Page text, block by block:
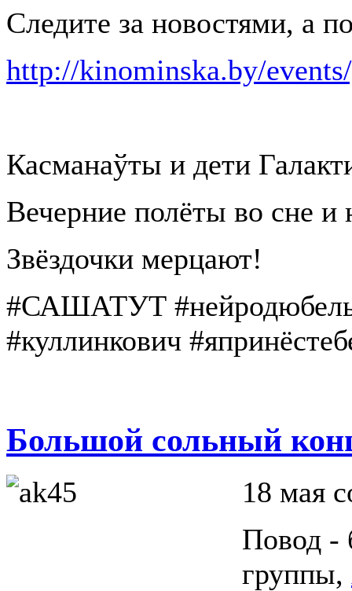
Следите за новостями, а
http://kinominska.by/
Касманаўты и дети
Вечерние полёты во сне и
Звёздочки мерцают!
#САШАТУТ #нейродюбель
#куллинкович
Большой сольный
18 мая
Повод -
группы,